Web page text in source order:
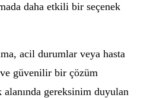
daha etkili bir seçenek
acil durumlar veya hasta
güvenilir bir çözüm
alanında gereksinim duyulan